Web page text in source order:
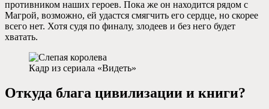
противником наших героев. Пока же он находится рядом с
Магрой, возможно, ей удастся смягчить его сердце, но скорее
всего нет. Хотя судя по финалу, злодеев и без него будет
хватать.
Кадр из сериала «Видеть»
Откуда блага цивилизации и книги?